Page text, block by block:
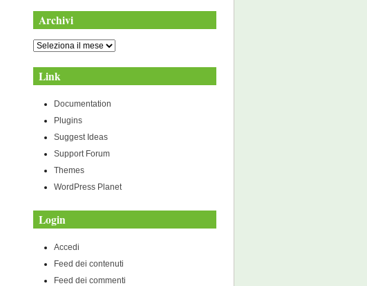
Archivi
Archivi
Link
Documentation
Plugins
Suggest Ideas
Support Forum
Themes
WordPress Planet
Login
Accedi
Feed dei contenuti
Feed dei commenti